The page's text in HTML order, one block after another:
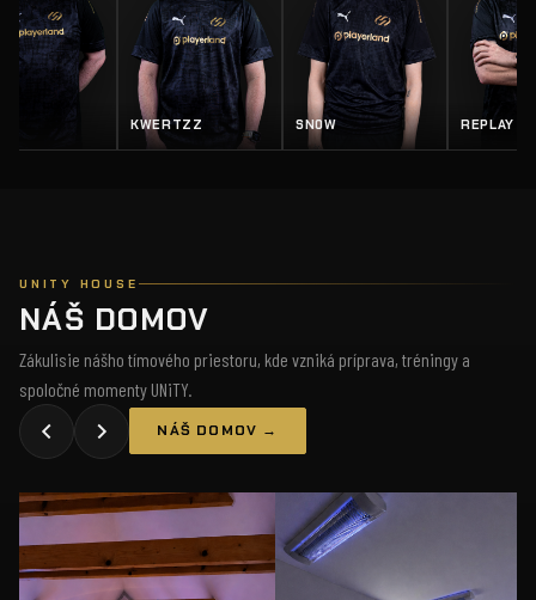
SN0W REPLAY SALTY
UNITY HOUSE
NÁŠ DOMOV
Zákulisie nášho tímového priestoru, kde vzniká príprava, tréningy a
spoločné momenty UNiTY.
NÁŠ DOMOV →